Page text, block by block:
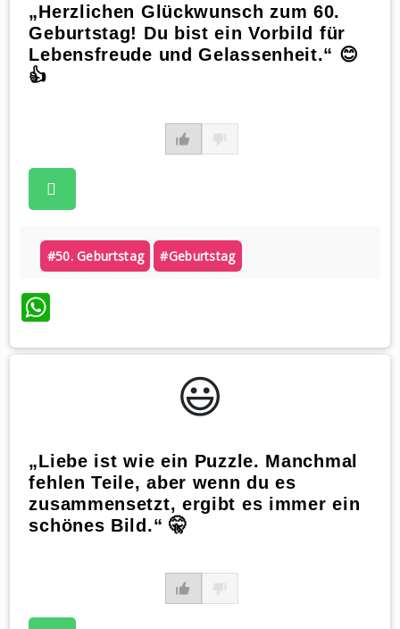
„Herzlichen Glückwunsch zum 60.
Geburtstag! Du bist ein Vorbild für
Lebensfreude und Gelassenheit.“ 😊
👍
#50. Geburtstag #geburtstag
WhatsApp
😃️
„Liebe ist wie ein Puzzle. Manchmal
fehlen Teile, aber wenn du es
zusammensetzt, ergibt es immer ein
schönes Bild.“ 🤫